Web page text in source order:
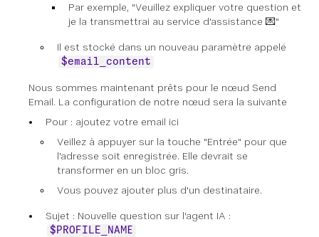
Par exemple, "Veuillez expliquer votre question et
je la transmettrai au service d'assistance 💌"
Il est stocké dans un nouveau paramètre appelé
$email_content
Nous sommes maintenant prêts pour le nœud Send
Email. La configuration de notre nœud sera la suivante
Pour : ajoutez votre email ici
Veillez à appuyer sur la touche "Entrée" pour que
l'adresse soit enregistrée. Elle devrait se
transformer en un bloc gris.
Vous pouvez ajouter plus d'un destinataire.
Sujet : Nouvelle question sur l'agent IA :
$PROFILE_NAME